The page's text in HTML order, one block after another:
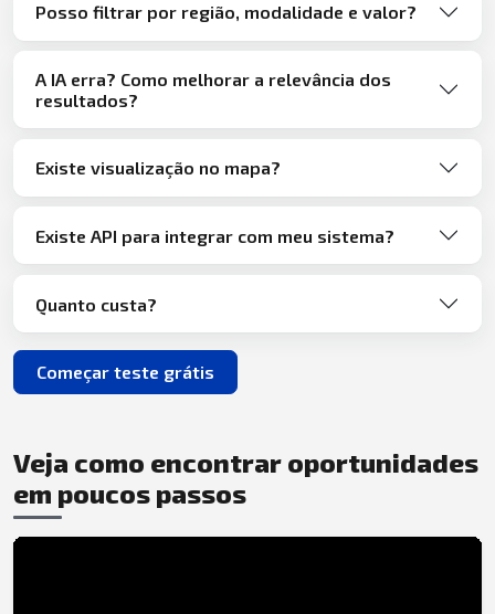
Posso filtrar por região, modalidade e valor?
A IA erra? Como melhorar a relevância dos
resultados?
Existe visualização no mapa?
Existe API para integrar com meu sistema?
Quanto custa?
Começar teste grátis
Veja como encontrar oportunidades
em poucos passos